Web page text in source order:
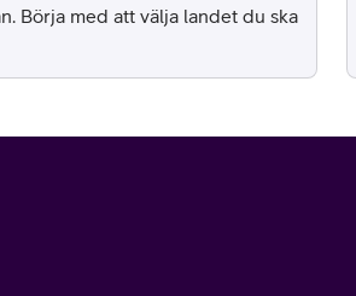
Börja med att välja landet du ska